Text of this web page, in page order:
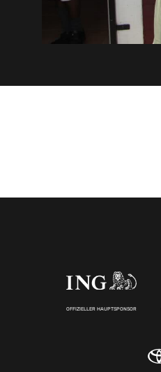
OFFIZIELLER HAUPTSPONSOR